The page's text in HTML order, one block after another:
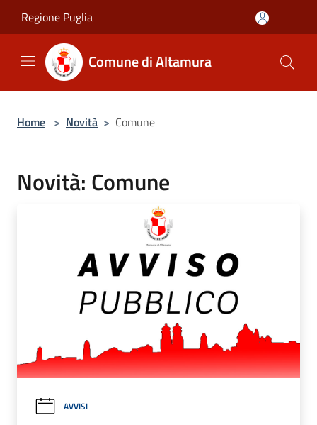
Regione Puglia
Comune di Altamura
Home > Novità > Comune
Novità: Comune
AVVISI